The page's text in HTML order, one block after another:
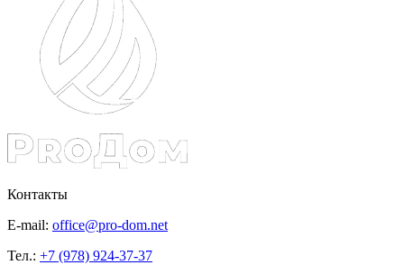
Контакты
E-mail: office@pro-dom.net
Тел.: +7 (978) 924-37-37